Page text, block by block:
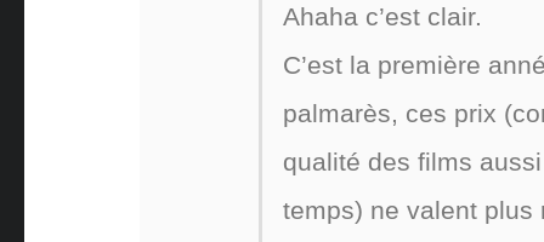
Ahaha c’est clair.
C’est la première
palmarès, ces prix
qualité des films
temps) ne valent plus